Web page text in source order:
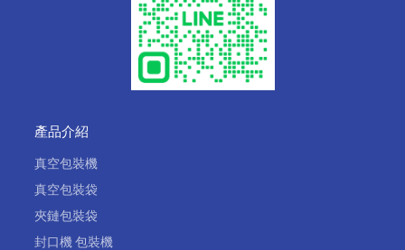
產品介紹
真空包裝機
真空包裝袋
夾鏈包裝袋
封口機 包裝機